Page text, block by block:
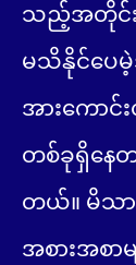
သည့်အတိုင်
မသိနိုင်ပေ
အားကောင်
တစ်ခုရှိနေတ
တယ်။ မိသာ
အစားအစာ